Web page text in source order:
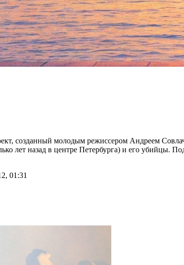
созданный молодым режиссером Андреем
лет назад в центре Петербурга) и его убийцы.
01:31